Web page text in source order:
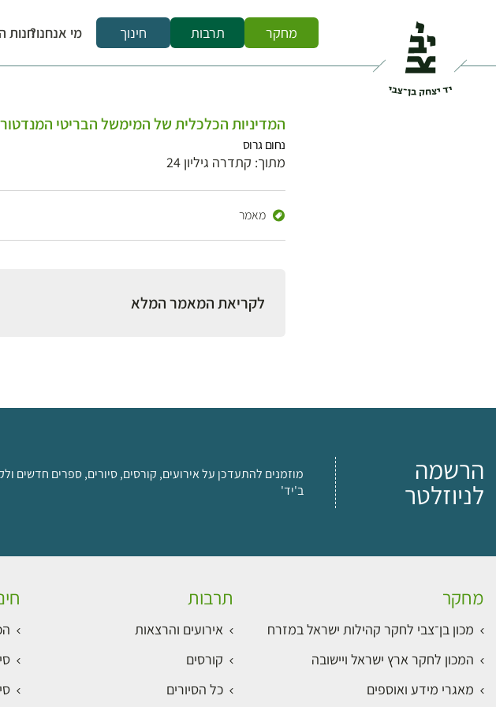
מחקר תרבות חינוך מי אנחנו?חנות
המדיניות הכלכלית של המימשל הבריטי
נחום גרוס
מתוך: קתדרה גיליון 24
מאמר
לקריאת המאמר המלא
הרשמה
לניוזלטר
מוזמנים להתעדכן על אירועים, קורסים, סיורים, ספרים חדשים
ב'יד'
מחקר
מכון בן־צבי לחקר קהילות ישראל במזרח
המכון לחקר ארץ ישראל ויישובה
מאגרי מידע ואוספים
תרבות
אירועים והרצאות
קורסים
כל הסיורים